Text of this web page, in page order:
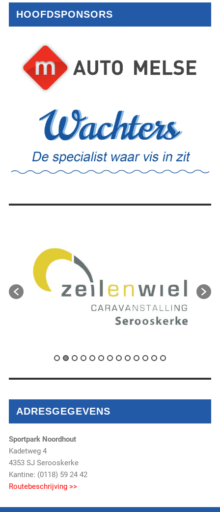
HOOFDSPONSORS
ADRESGEGEVENS
Sportpark Noordhout
Kadetweg 4
4353 SJ Serooskerke
Kantine: (0118) 59 24 42
Routebeschrijving >>